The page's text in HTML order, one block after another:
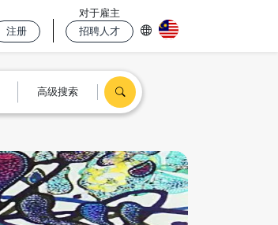
注册
对于雇主
招聘人才
高级搜索